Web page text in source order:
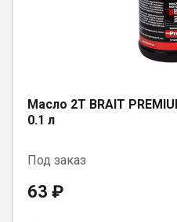
Масло 2Т BRAIT
0.1 л
Под заказ
63 ₽